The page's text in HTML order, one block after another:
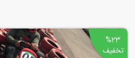
%23
تخفیف